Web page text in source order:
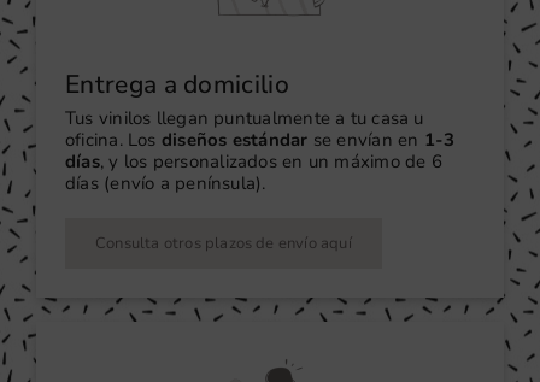
Entrega a domicilio
Tus vinilos llegan puntualmente a tu casa u
oficina. Los diseños estándar se envían en 1-3
días, y los personalizados en un máximo de 6
días (envío a península).
Consulta otros plazos de envío aquí